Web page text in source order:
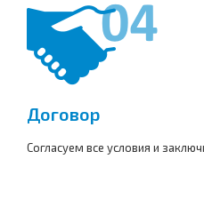
Договор
Согласуем все условия и